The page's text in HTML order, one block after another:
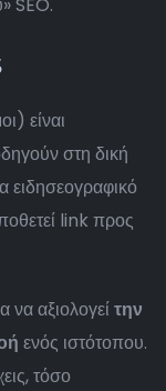
είναι
στη δική
ειδησεογραφικό
link προς
αξιολογείτην
ενός ιστότοπου.
τόσο